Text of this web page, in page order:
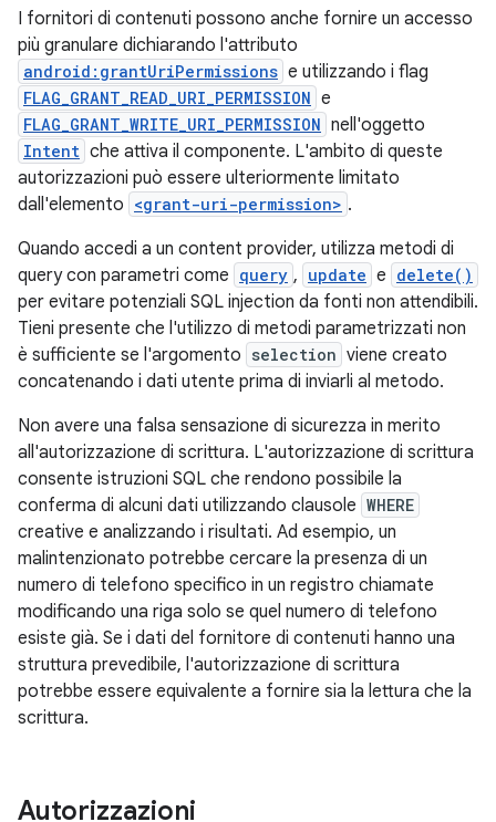
I fornitori di contenuti possono anche fornire un accesso
più granulare dichiarando l'attributo
android:grantUriPermissions e utilizzando i flag
FLAG_GRANT_READ_URI_PERMISSION e
FLAG_GRANT_WRITE_URI_PERMISSION nell'oggetto
Intent che attiva il componente. L'ambito di queste
autorizzazioni può essere ulteriormente limitato
dall'elemento <grant-uri-permission> .
Quando accedi a un content provider, utilizza metodi di
query con parametri come query , update e delete()
per evitare potenziali SQL injection da fonti non attendibili.
Tieni presente che l'utilizzo di metodi parametrizzati non
è sufficiente se l'argomento selection viene creato
concatenando i dati utente prima di inviarli al metodo.
Non avere una falsa sensazione di sicurezza in merito
all'autorizzazione di scrittura. L'autorizzazione di scrittura
consente istruzioni SQL che rendono possibile la
conferma di alcuni dati utilizzando clausole WHERE
creative e analizzando i risultati. Ad esempio, un
malintenzionato potrebbe cercare la presenza di un
numero di telefono specifico in un registro chiamate
modificando una riga solo se quel numero di telefono
esiste già. Se i dati del fornitore di contenuti hanno una
struttura prevedibile, l'autorizzazione di scrittura
potrebbe essere equivalente a fornire sia la lettura che la
scrittura.
Autorizzazioni